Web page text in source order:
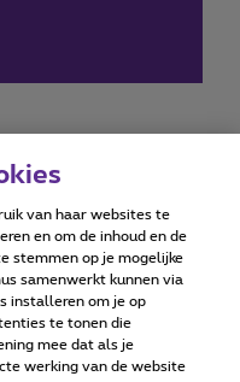
statement
Proximus
van haar websites te
en om de inhoud en de
stemmen op je mogelijke
samenwerkt kunnen via
installeren om je op
te tonen die
mee dat als je
werking van de website